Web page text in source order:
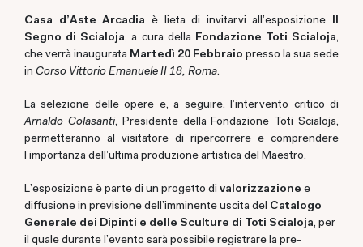
Casa d'Aste Arcadia è lieta di invitarvi all'esposizione Il
Segno di Scialoja, a cura della Fondazione Toti Scialoja,
che verrà inaugurata Martedì 20 Febbraio presso la sua sede
in Corso Vittorio Emanuele II 18, Roma.
La selezione delle opere e, a seguire, l'intervento critico di
Arnaldo Colasanti, Presidente della Fondazione Toti Scialoja,
permetteranno al visitatore di ripercorrere e comprendere
l'importanza dell'ultima produzione artistica del Maestro.
L'esposizione è parte di un progetto di valorizzazione e
diffusione in previsione dell'imminente uscita del Catalogo
Generale dei Dipinti e delle Sculture di Toti Scialoja, per
il quale durante l'evento sarà possibile registrare la pre-